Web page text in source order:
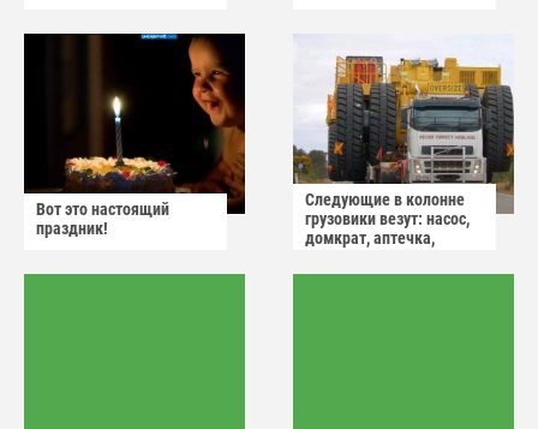
Вот это настоящий
праздник!
Следующие в колонне
грузовики везут: насос,
домкрат, аптечка,